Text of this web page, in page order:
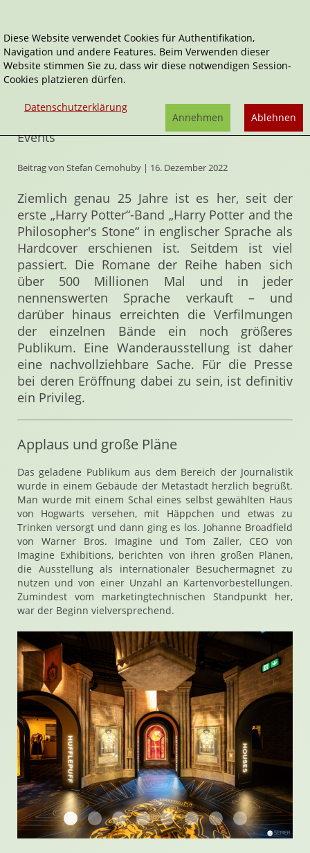
Home Artikel Harry Potter: Die Ausstellung
Harry Potter: Die Ausstellung
Europapremiere des immersiven Harry-Potter-
Events
Beitrag von Stefan Cernohuby | 16. Dezember 2022
Ziemlich genau 25 Jahre ist es her, seit der
erste „Harry Potter“-Band „Harry Potter and the
Philosopher's Stone“ in englischer Sprache als
Hardcover erschienen ist. Seitdem ist viel
passiert. Die Romane der Reihe haben sich
über 500 Millionen Mal und in jeder
nennenswerten Sprache verkauft – und
darüber hinaus erreichten die Verfilmungen
der einzelnen Bände ein noch größeres
Publikum. Eine Wanderausstellung ist daher
eine nachvollziehbare Sache. Für die Presse
bei deren Eröffnung dabei zu sein, ist definitiv
ein Privileg.
Applaus und große Pläne
Das geladene Publikum aus dem Bereich der Journalistik
wurde in einem Gebäude der Metastadt herzlich begrüßt.
Man wurde mit einem Schal eines selbst gewählten Haus
von Hogwarts versehen, mit Häppchen und etwas zu
Trinken versorgt und dann ging es los. Johanne Broadfield
von Warner Bros. Imagine und Tom Zaller, CEO von
Imagine Exhibitions, berichten von ihren großen Plänen,
die Ausstellung als internationaler Besuchermagnet zu
nutzen und von einer Unzahl an Kartenvorbestellungen.
Zumindest vom marketingtechnischen Standpunkt her,
war der Beginn vielversprechend.
Harry Potter Ausstellung in Wien Metastadt
Harry Potter Ausstellung in Wien Metastadt
Harry Potter Ausstellung in Wien
Harry Potter Ausstellung in Wien
Harry Potter Ausstellung in
Harry Potter
Harry Potter
Harry Potter
Diese Website verwendet Cookies für Authentifikation,
Navigation und andere Features. Beim Verwenden dieser
Website stimmen Sie zu, dass wir diese notwendigen Session-
Cookies platzieren dürfen.
Datenschutzerklärung
Ablehnen
Annehmen